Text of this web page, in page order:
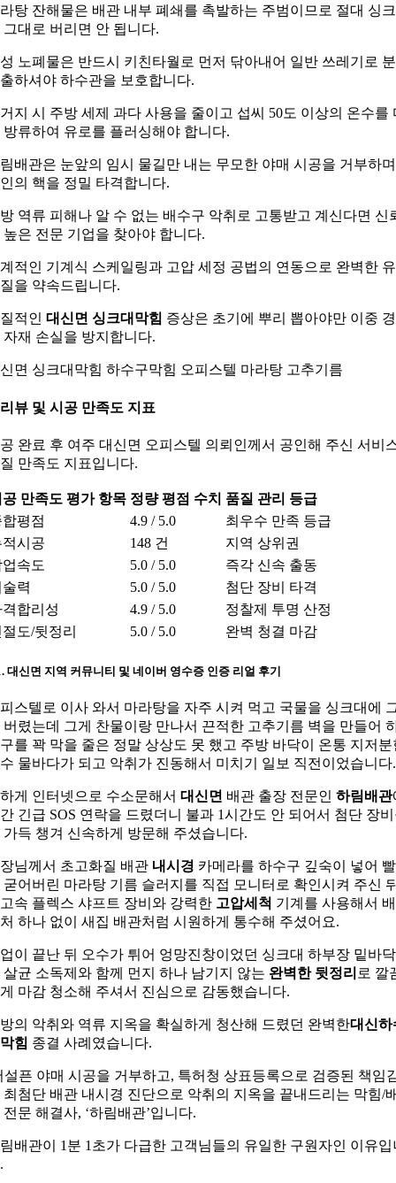
탕 잔해물은 배관 내부 폐쇄를 촉발하는 주범이므로 절대 싱
그대로 버리면 안 됩니다.
노폐물은 반드시 키친타월로 먼저 닦아내어 일반 쓰레기로
하셔야 하수관을 보호합니다.
지 시 주방 세제 과다 사용을 줄이고 섭씨 50도 이상의 온수를
방류하여 유로를 플러싱해야 합니다.
배관은 눈앞의 임시 물길만 내는 무모한 야매 시공을 거부하며
의 핵을 정밀 타격합니다.
역류 피해나 알 수 없는 배수구 악취로 고통받고 계신다면 신
높은 전문 기업을 찾아야 합니다.
적인 기계식 스케일링과 고압 세정 공법의 연동으로 완벽한
을 약속드립니다.
적인 대신면 싱크대막힘 증상은 초기에 뿌리 뽑아야만 이중
자재 손실을 방지합니다.
면 싱크대막힘 하수구막힘 오피스텔 마라탕 고추기름
뷰 및 시공 만족도 지표
완료 후 여주 대신면 오피스텔 의뢰인께서 공인해 주신 서비
만족도 지표입니다.
만족도 평가 항목 정량 평점 수치 품질 관리 등급
평점
4.9 / 5.0
최우수 만족 등급
시공
148 건
지역 상위권
속도
5.0 / 5.0
즉각 신속 출동
력
5.0 / 5.0
첨단 장비 타격
합리성
4.9 / 5.0
정찰제 투명 산정
도/뒷정리
5.0 / 5.0 완벽 청결 마감
대신면 지역 커뮤니티 및 네이버 영수증 인증 리얼 후기
스텔로 이사 와서 마라탕을 자주 시켜 먹고 국물을 싱크대에
버렸는데 그게 찬물이랑 만나서 끈적한 고추기름 벽을 만들어
를 꽉 막을 줄은 정말 상상도 못 했고 주방 바닥이 온통 지저분
물바다가 되고 악취가 진동해서 미치기 일보 직전이었습니다.
게 인터넷으로 수소문해서 대신면 배관 출장 전문인 하림배관
긴급 SOS 연락을 드렸더니 불과 1시간도 안 되어서 첨단 장
가득 챙겨 신속하게 방문해 주셨습니다.
님께서 초고화질 배관 내시경 카메라를 하수구 깊숙이 넣어
굳어버린 마라탕 기름 슬러지를 직접 모니터로 확인시켜 주신
속 플렉스 샤프트 장비와 강력한 고압세척 기계를 사용해서
하나 없이 새집 배관처럼 시원하게 통수해 주셨어요.
이 끝난 뒤 오수가 튀어 엉망진창이었던 싱크대 하부장 밑바
살균 소독제와 함께 먼지 하나 남기지 않는 완벽한 뒷정리 로 깔
마감 청소해 주셔서 진심으로 감동했습니다.
의 악취와 역류 지옥을 확실하게 청산해 드렸던 완벽한대신하
힘 종결 사례였습니다.
설픈 야매 시공을 거부하고, 특허청 상표등록으로 검증된 책임
최첨단 배관 내시경 진단으로 악취의 지옥을 끝내드리는 막힘/
전문 해결사, ‘하림배관’입니다.
배관이 1분 1초가 다급한 고객님들의 유일한 구원자인 이유입